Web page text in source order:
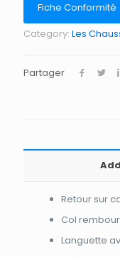
Fiche Conformité
Category: Les
Partager
Retour sur
Col
Languette